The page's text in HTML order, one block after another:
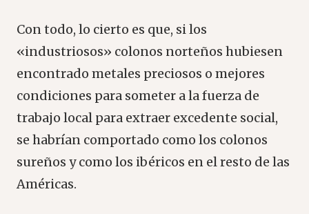
Con todo, lo cierto es que, si los
«industriosos» colonos norteños hubiesen
encontrado metales preciosos o mejores
condiciones para someter a la fuerza de
trabajo local para extraer excedente social,
se habrían comportado como los colonos
sureños y como los ibéricos en el resto de las
Américas.